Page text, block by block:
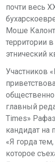
почти весь
Моше
территории
этнический
Участников
главный
Times»
кандидат на
«Я горда
которое